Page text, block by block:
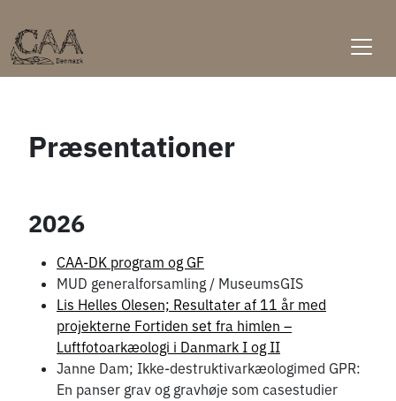
to
content
Præsentationer
2026
CAA-DK program og GF
MUD generalforsamling / MuseumsGIS
Lis Helles Olesen; Resultater af 11 år med
projekterne Fortiden set fra himlen –
Luftfotoarkæologi i Danmark I og II
Janne Dam; Ikke-destruktivarkæologimed GPR:
En panser grav og gravhøje som casestudier